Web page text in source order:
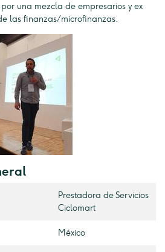
una mezcla de empresarios y ex
las finanzas / microfinanzas.
Prestadora de Servicios
Ciclomart
México